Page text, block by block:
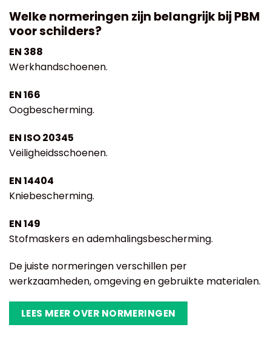
Welke normeringen zijn belangrijk bij PBM
voor schilders?
EN 388
Werkhandschoenen.
EN 166
Oogbescherming.
EN ISO 20345
Veiligheidsschoenen.
EN 14404
Kniebescherming.
EN 149
Stofmaskers en ademhalingsbescherming.
De juiste normeringen verschillen per
werkzaamheden, omgeving en gebruikte materialen.
LEES MEER OVER NORMERINGEN